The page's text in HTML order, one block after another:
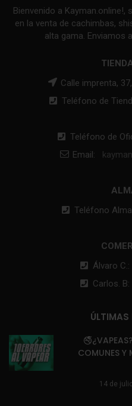
Bienvenido a
en la venta de cachimbas,
alta gama. Enviamos
Calle imprenta,
Teléfono de
Teléfono de
Email:
Teléfono
Álvaro C.:
Carlos. B:
COMUNES Y
14 de